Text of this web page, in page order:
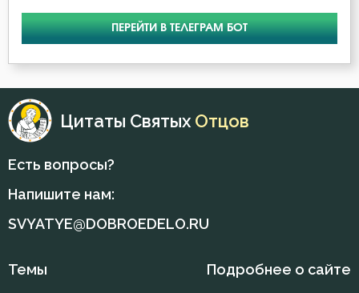
ПЕРЕЙТИ В ТЕЛЕГРАМ БОТ
Цитаты Святых Отцов
Есть вопросы?
Напишите нам:
SVYATYE@DOBROEDELO.RU
Темы
Подробнее о сайте